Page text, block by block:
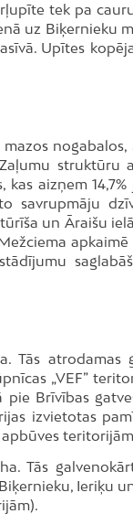
tek pa
uz Biķernieku
Upītes
nogabalos,
struktūru
aizņem
savrupmāju
un Āraišu
Tās atrodamas
„VEF”
Brīvības
izvietotas
Tās
Ieriķu